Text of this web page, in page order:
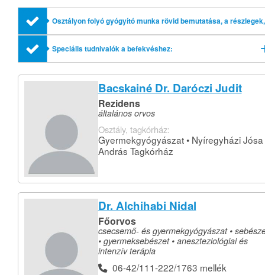
Osztályon folyó gyógyító munka rövid bemutatása, a részlegek,
profilok említésével
Speciális tudnivalók a befekvéshez:
Bacskainé Dr. Daróczi Judit
Rezidens
általános orvos
Osztály, tagkórház:
Gyermekgyógyászat • Nyíregyházi Jósa
András Tagkórház
Dr. Alchihabi Nidal
Főorvos
csecsemő- és gyermekgyógyászat •
• gyermeksebészet • aneszteziológiai és
intenzív terápia
06-42/111-222/1763 mellék